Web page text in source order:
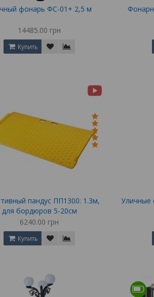
фонарь ФС-01+ 2,5 м
14485.00 грн
Купить
пандус ПП1300: 1.3м,
для бордюров 5-20см
6240.00 грн
Купить
Уличные